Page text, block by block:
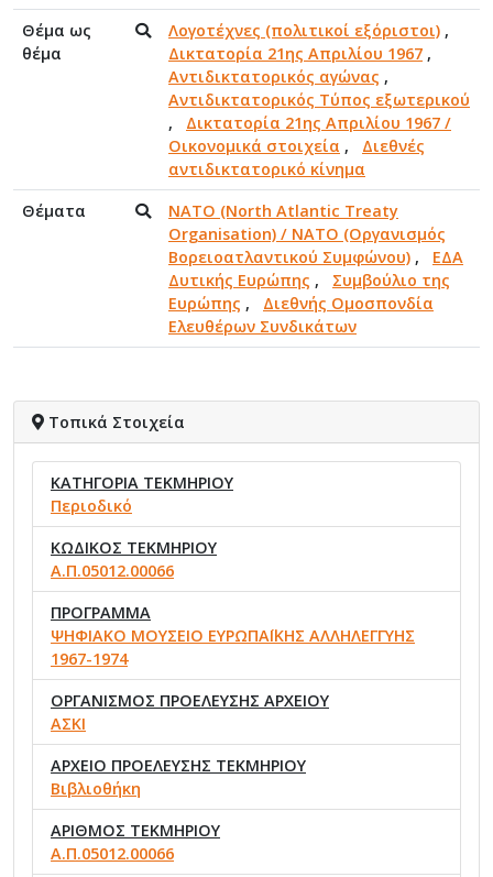
Θέμα ως
θέμα
Λογοτέχνες (πολιτικοί εξόριστοι) ,
Δικτατορία 21ης Απριλίου 1967 ,
Αντιδικτατορικός αγώνας ,
Αντιδικτατορικός Τύπος εξωτερικού
, Δικτατορία 21ης Απριλίου 1967 /
Οικονομικά στοιχεία , Διεθνές
αντιδικτατορικό κίνημα
Θέματα
NATO (North Atlantic Treaty
Organisation) / NATO (Οργανισμός
Βορειοατλαντικού Συμφώνου) , ΕΔΑ
Δυτικής Ευρώπης , Συμβούλιο της
Ευρώπης , Διεθνής Ομοσπονδία
Ελευθέρων Συνδικάτων
Τοπικά Στοιχεία
ΚΑΤΗΓΟΡΙΑ ΤΕΚΜΗΡΙΟΥ
Περιοδικό
ΚΩΔΙΚΟΣ ΤΕΚΜΗΡΙΟΥ
Α.Π.05012.00066
ΠΡΟΓΡΑΜΜΑ
ΨΗΦΙΑΚΟ ΜΟΥΣΕΙΟ ΕΥΡΩΠΑΪΚΗΣ ΑΛΛΗΛΕΓΓΥΗΣ
1967-1974
ΟΡΓΑΝΙΣΜΟΣ ΠΡΟΕΛΕΥΣΗΣ ΑΡΧΕΙΟΥ
ΑΣΚΙ
ΑΡΧΕΙΟ ΠΡΟΕΛΕΥΣΗΣ ΤΕΚΜΗΡΙΟΥ
Βιβλιοθήκη
ΑΡΙΘΜΟΣ ΤΕΚΜΗΡΙΟΥ
Α.Π.05012.00066